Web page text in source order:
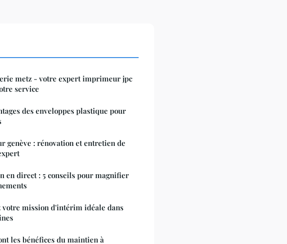
metz - votre expert imprimeur jpc
service
des enveloppes plastique pour
genève : rénovation et entretien de
en direct : 5 conseils pour magnifier
votre mission d'intérim idéale dans
les bénéfices du maintien à